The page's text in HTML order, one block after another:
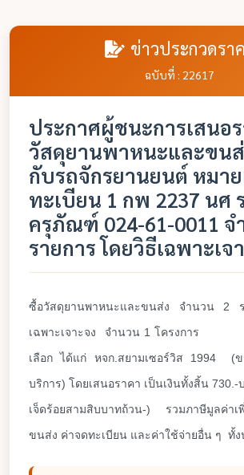
ข่าวประกวดรา
ฉบับที่ : 22617
ประกาศผู้ชนะการเสนอ
วัสดุยานพาหนะและขนส่
กับรถจักรยานยนต์ หมาย
ทะเบียน 1 กพ 2237 นศ
ครุภัณฑ์ 024-61-0011 จ
รายการ โดยวิธีเฉพาะเจ
ซื้อวัสดุยานพาหนะและขนส่ง จำนวน 2
เฉพาะเจาะจง จำนวน 1 โครงกา
เลือก ได้แก่ หจก.สยามเซอร์วิส 1994 (ข
บริการ) โดยเสนอราคา เป็นเงินทั้งสิ้
เจ็ดร้อยสามสิบบาทถ้วน-) รวมภาษีมูลค่า
ขนส่ง ค่าจดทะเบียน และค่าใช้จ่ายอื่น ๆ ทั้ง